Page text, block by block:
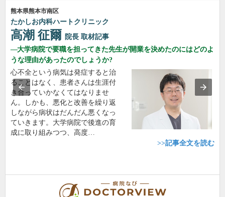
熊本県熊本市南区
たかしお内科ハートクリニック
高潮 征爾 院長 取材記事
大学病院で要職を担ってきた先生が開業を決めたのにはどのよ
うな理由があったのでしょうか?
心不全という病気は発症すると治
ることはなく、患者さんは生涯付
き合っていかなくてはなりませ
ん。しかも、悪化と改善を繰り返
しながら病状はだんだん悪くなっ
ていきます。大学病院で後進の育
成に取り組みつつ、高度…
>>記事全文を読む